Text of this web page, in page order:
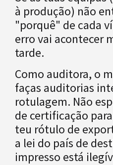
à produção) não
"porquê" de cada
erro vai acontecer
tarde.
Como auditora, o
faças auditorias
rotulagem. Não
de certificação
teu rótulo de
a lei do país de
impresso está